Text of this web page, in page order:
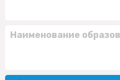
Наименование